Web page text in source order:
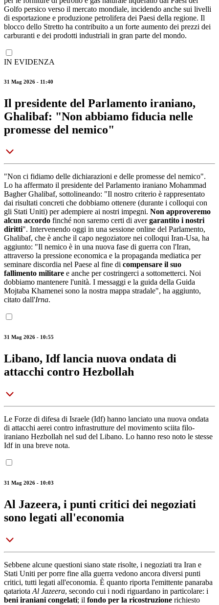
Golfo persico verso il mercato mondiale, incidendo anche sui livelli
di esportazione e produzione petrolifera dei Paesi della regione. Il
blocco dello Stretto ha contribuito a un forte aumento dei prezzi dei
carburanti e dei prodotti industriali in gran parte del mondo.
IN EVIDENZA
31 Mag 2026 - 11:40
Il presidente del Parlamento iraniano,
Ghalibaf: "Non abbiamo fiducia nelle
promesse del nemico"
"Non ci fidiamo delle dichiarazioni e delle promesse del nemico".
Lo ha affermato il presidente del Parlamento iraniano Mohammad
Bagher Ghalibaf, sottolineando: "Il nostro criterio è rappresentato
dai risultati concreti che dobbiamo ottenere (durante i colloqui con
gli Stati Uniti) per adempiere ai nostri impegni. Non approveremo
alcun accordo finché non saremo certi di avergarantito i nostri
diritti". Intervenendo oggi in una sessione online del Parlamento,
Ghalibaf, che è anche il capo negoziatore nei colloqui Iran-Usa, ha
aggiunto: "Il nemico è in una nuova fase di guerra con l'Iran,
attraverso la pressione economica e la propaganda mediatica per
seminare discordia nel Paese al fine di compensare il suo
fallimento militare e anche per costringerci a sottometterci. Noi
dobbiamo mantenere l'unità. I messaggi e la guida della Guida
Mojtaba Khamenei sono la nostra mappa stradale", ha aggiunto,
citato dall'Irna.
31 Mag 2026 - 10:55
Libano, Idf lancia nuova ondata di
attacchi contro Hezbollah
Le Forze di difesa di Israele (Idf) hanno lanciato una nuova ondata
di attacchi aerei contro infrastrutture del movimento sciita filo-
iraniano Hezbollah nel sud del Libano. Lo hanno reso noto le stesse
Idf in una breve nota.
31 Mag 2026 - 10:03
Al Jazeera, i punti critici dei negoziati
sono legati all'economia
Sebbene alcune questioni siano state risolte, i negoziati tra Iran e
Stati Uniti per porre fine alla guerra vedono ancora diversi punti
critici, tutti legati all'economia. È quanto riporta l'emittente panaraba
qatariota Al Jazeera, secondo cui i nodi riguardano in particolare: i
beni iraniani congelati; il fondo per la ricostruzione richiesto